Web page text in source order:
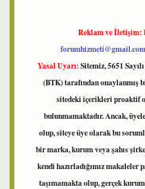
Reklam ve İletişim:
forumhizmeti@gmail.com
Yasal Uyarı:Sitemiz, 5651
(BTK) tarafından onaylanmış
sitedeki içerikleri proaktif
bulunmamaktadır. Ancak,
olup, siteye üye olarak bu
bir marka, kurum veya şahıs
kendi hazırladığımız
taşımamakta olup, gerçek